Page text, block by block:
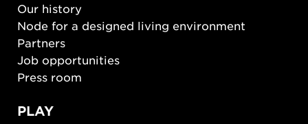
Our history
Node for a designed living environment
Partners
Job opportunities
Press room
PLAY